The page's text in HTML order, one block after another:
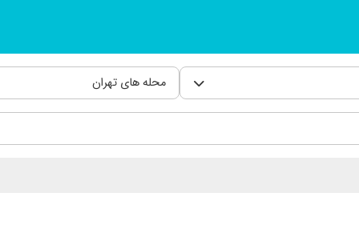
محله های تهران